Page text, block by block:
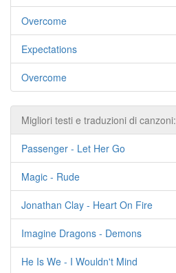
Overcome
Expectations
Overcome
Migliori testi e traduzioni di canzoni:
Passenger - Let Her Go
Magic - Rude
Jonathan Clay - Heart On Fire
Imagine Dragons - Demons
He Is We - I Wouldn't Mind